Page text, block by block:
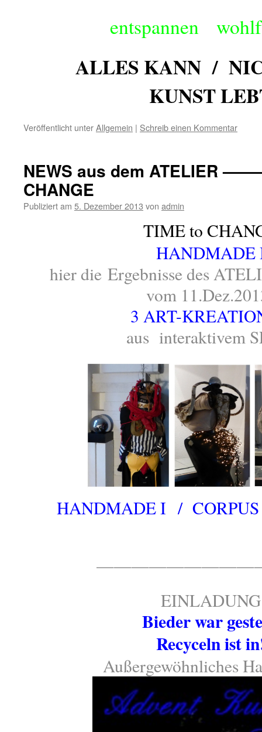
entspannen
ALLES KANN /
KUNST
Veröffentlicht unterAllgemein | Schreib einen Kommentar
NEWS aus dem ATELIER
CHANGE
Publiziert am 5. Dezember 2013 von admin
TIME to
HANDMADE
hier die Ergebnisse des
vom
3 ART-
aus interaktivem
HANDMADE I / CORPUS
EINLADUNG
Bieder war
Recyceln ist
Außergewöhnliches